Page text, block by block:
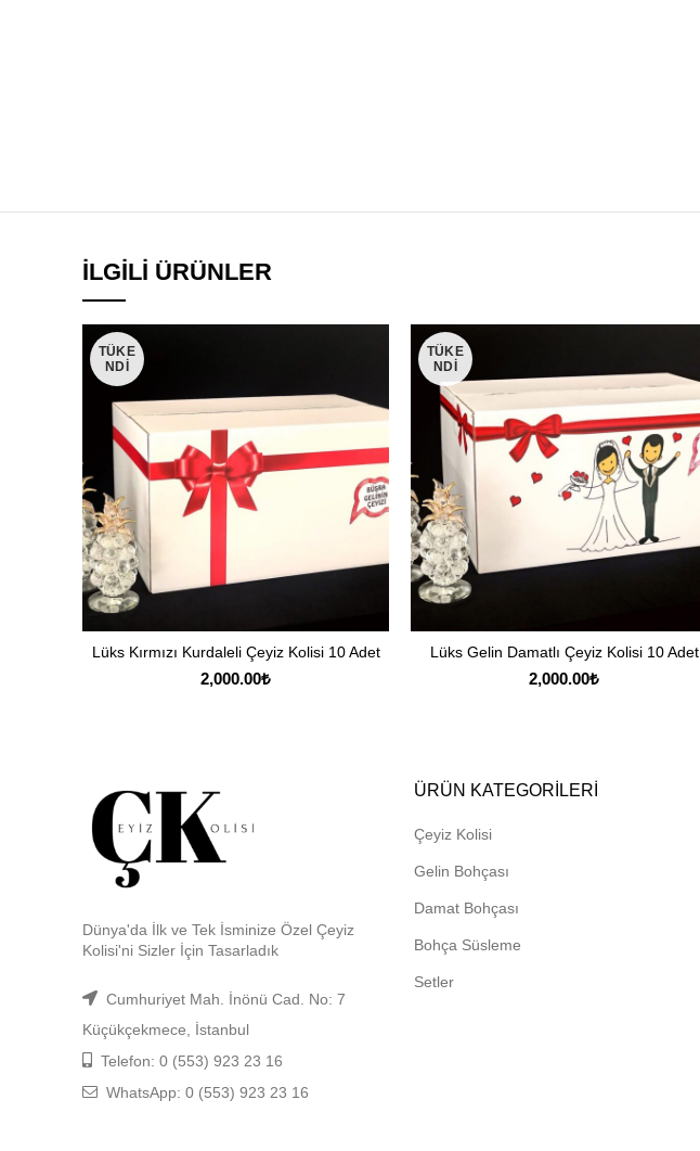
İLGILI ÜRÜNLER
TÜKE
NDI
DEVAMINI OKU
Lüks Kırmızı Kurdaleli Çeyiz Kolisi 10 Adet
2,000.00₺
TÜKE
NDI
DEVAMINI OKU
Lüks Gelin Damatlı Çeyiz Kolisi 10 Adet
2,000.00₺
Dünya'da İlk ve Tek İsminize Özel Çeyiz
Kolisi'ni Sizler İçin Tasarladık
Cumhuriyet Mah. İnönü Cad. No: 7
Küçükçekmece, İstanbul
Telefon: 0 (553) 923 23 16
WhatsApp: 0 (553) 923 23 16
ÜRÜN KATEGORILERI
Çeyiz Kolisi
Gelin Bohçası
Damat Bohçası
Bohça Süsleme
Setler